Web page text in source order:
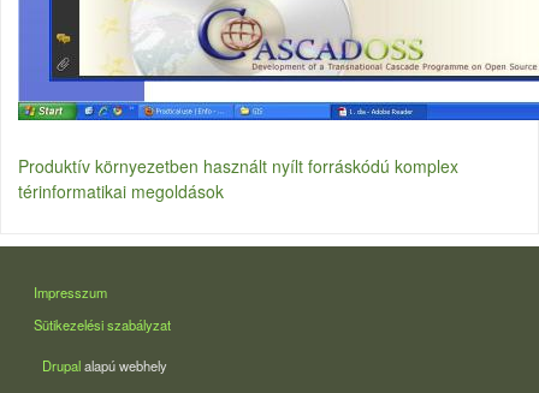
Produktív környezetben használt nyílt forráskódú komplex
térinformatikai megoldások
LÁBLÉC
Impresszum
Sütikezelési szabályzat
Drupalalapú webhely